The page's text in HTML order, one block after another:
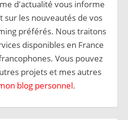
d'actualité vous informe
les nouveautés de vos
préférés. Nous traitons
disponibles en France
Vous pouvez
projets et mes autres
blog personnel.